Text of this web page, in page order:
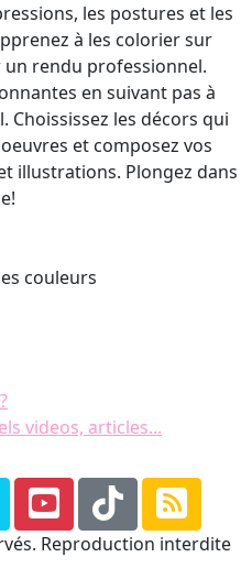
les postures et les
à les colorier sur
rendu professionnel.
en suivant pas à
Choississez les décors qui
et composez vos
illustrations. Plongez dans
couleurs
videos, articles...
Reproduction interdite